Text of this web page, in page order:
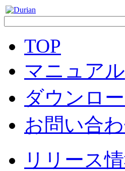
TOP
マニュアル
ダウンロ
お問い合
リリース